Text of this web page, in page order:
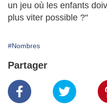
un jeu où les enfants
plus viter possible ?"
#Nombres
Partager